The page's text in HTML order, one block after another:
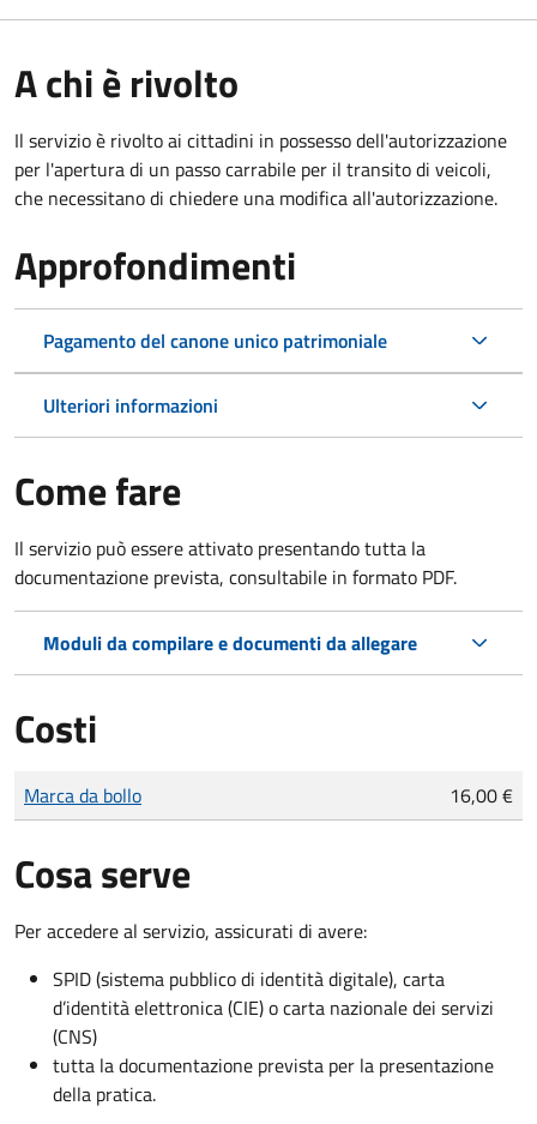
A chi è rivolto
Il servizio è rivolto ai cittadini in possesso dell'autorizzazione
per l'apertura di un passo carrabile per il transito di veicoli,
che necessitano di chiedere una modifica all'autorizzazione.
Approfondimenti
Pagamento del canone unico patrimoniale
Ulteriori informazioni
Come fare
Il servizio può essere attivato presentando tutta la
documentazione prevista, consultabile in formato PDF.
Moduli da compilare e documenti da allegare
Costi
Tipo di pagamento
Importo
Marca da bollo 16,00 €
Cosa serve
Per accedere al servizio, assicurati di avere:
SPID (sistema pubblico di identità digitale), carta
d’identità elettronica (CIE) o carta nazionale dei servizi
(CNS)
tutta la documentazione prevista per la presentazione
della pratica.